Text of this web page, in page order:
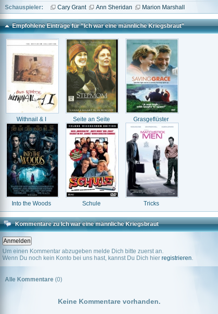
Schauspieler:
Cary Grant Ann Sheridan Marion Marshall
Empfohlene Einträge für "Ich war eine männliche Kriegsbraut"
Withnail & I Seite an Seite Grasgeflüster
Into the Woods Schule Tricks
Kommentare zu Ich war eine männliche Kriegsbraut
Um einen Kommentar abzugeben melde Dich bitte zuerst an.
Wenn Du noch kein Konto bei uns hast, kannst Du Dich hier registrieren.
Alle Kommentare (0)
Keine Kommentare vorhanden.